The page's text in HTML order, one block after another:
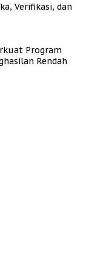
Verifikasi, dan
Program
Rendah